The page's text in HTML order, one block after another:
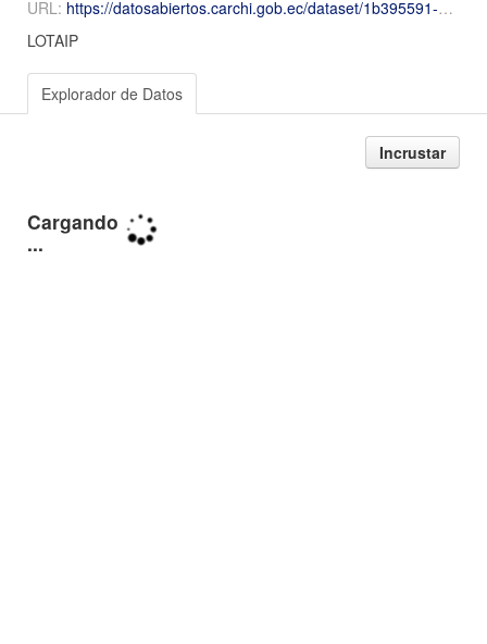
URL: https://datosabiertos.carchi.gob.ec/dataset/1b395591-b500-4926-919a-32a6bf3ff478/resource/a3f06eaf-9578-471a-9087-52eeee179720/download/2026-Abril-Numeral-17-17metadatos-abril.csv.xlsx
LOTAIP
Explorador de Datos
Incrustar